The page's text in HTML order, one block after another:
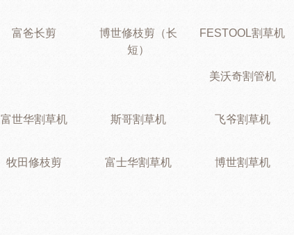
富爸长剪
博世修枝剪（长
短）
FESTOOL割草机
美沃奇割管机
富世华割草机 斯哥割草机 飞爷割草机
牧田修枝剪 富士华割草机 博世割草机